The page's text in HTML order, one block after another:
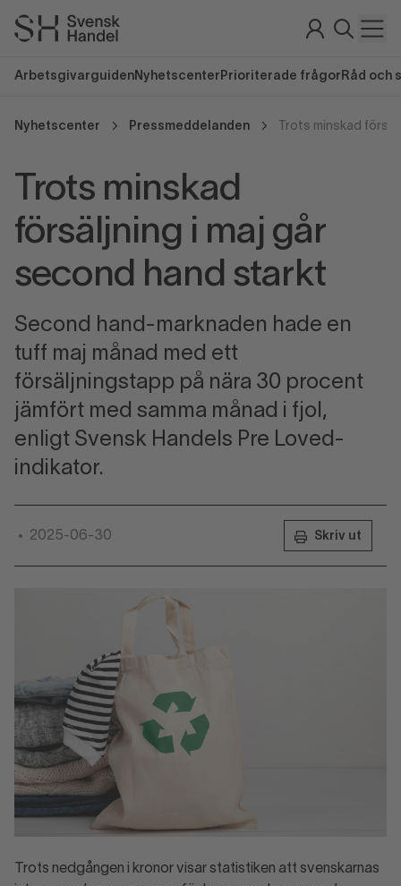
Arbetsgivarguiden Nyhetscenter Prioriterade frågor Råd och
Nyhetscenter Pressmeddelanden
Trots minskad
försäljning i maj går
second hand starkt
Second hand-marknaden hade en
tuff maj månad med ett
försäljningstapp på nära 30 procent
jämfört med samma månad i fjol,
enligt Svensk Handels Pre Loved-
indikator.
• 2025-06-30 Skriv ut
Trots nedgången i kronor visar statistiken att svenskarnas